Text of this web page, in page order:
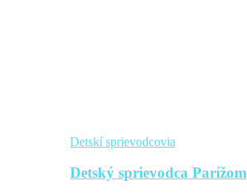
Detskí sprievodcovia
Detský sprievodca Parížom